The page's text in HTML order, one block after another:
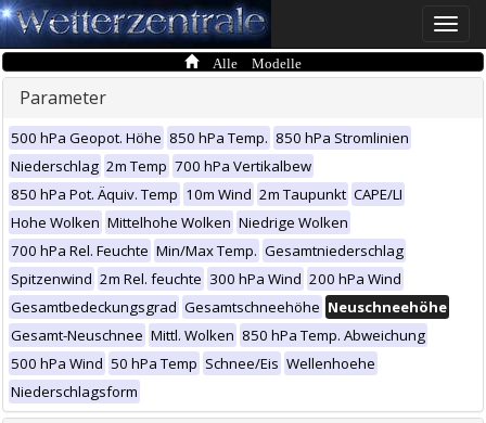
Toggle
Alle Modelle
Parameter
500 hPa Geopot. Höhe 850 hPa Temp. 850 hPa Stromlinien
Niederschlag 2m Temp 700 hPa Vertikalbew
850 hPa Pot. Äquiv. Temp 10m Wind 2m Taupunkt CAPE/LI
Hohe Wolken Mittelhohe Wolken Niedrige Wolken
700 hPa Rel. Feuchte Min/Max Temp. Gesamtniederschlag
Spitzenwind 2m Rel. feuchte 300 hPa Wind 200 hPa Wind
Gesamtbedeckungsgrad Gesamtschneehöhe Neuschneehöhe
Gesamt-Neuschnee Mittl. Wolken 850 hPa Temp. Abweichung
500 hPa Wind 50 hPa Temp Schnee/Eis Wellenhoehe
Niederschlagsform